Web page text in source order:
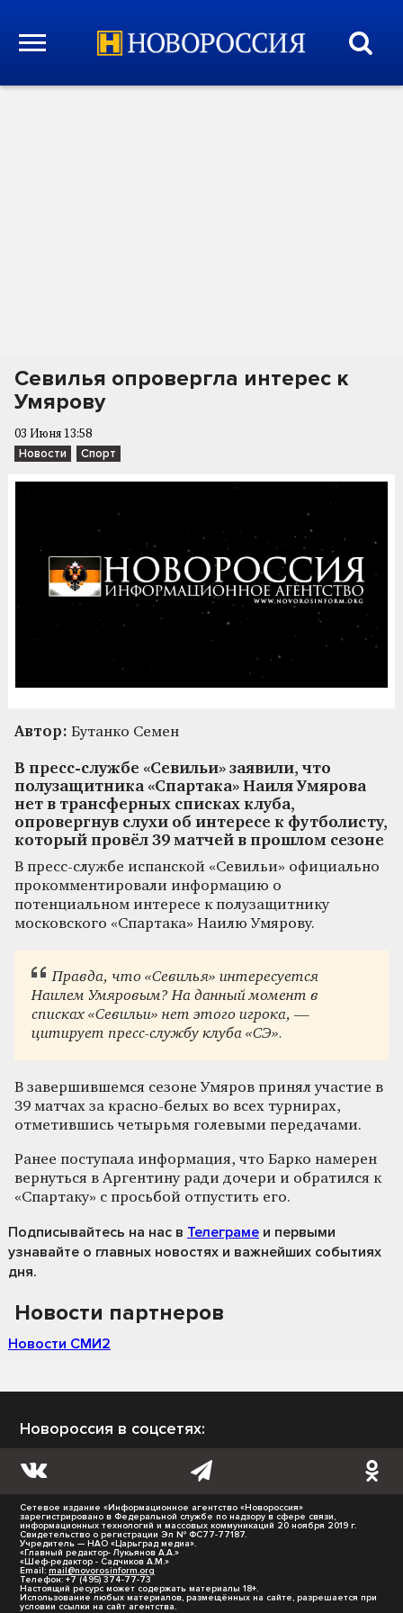
Севилья опровергла интерес к
Умярову
03 Июня 13:58
Новости Спорт
Автор: Бутанко Семен
В пресс-службе «Севильи» заявили, что
полузащитника «Спартака» Наиля Умярова
нет в трансферных списках клуба,
опровергнув слухи об интересе к футболисту,
который провёл 39 матчей в прошлом сезоне
В пресс-службе испанской «Севильи» официально
прокомментировали информацию о
потенциальном интересе к полузащитнику
московского «Спартака» Наилю Умярову.
Правда, что «Севилья» интересуется
Наилем Умяровым? На данный момент в
списках «Севильи» нет этого игрока, —
цитирует пресс-службу клуба «СЭ».
В завершившемся сезоне Умяров принял участие в
39 матчах за красно-белых во всех турнирах,
отметившись четырьмя голевыми передачами.
Ранее поступала информация, что Барко намерен
вернуться в Аргентину ради дочери и обратился к
«Спартаку» с просьбой отпустить его.
Подписывайтесь на нас в Телеграме и первыми
узнавайте о главных новостях и важнейших событиях
дня.
Новости партнеров
Новости СМИ2
Новороссия в соцсетях:
Сетевое издание «Информационное агентство «Новороссия»
зарегистрировано в Федеральной службе по надзору в сфере связи,
информационных технологий и массовых коммуникаций 20 ноября 2019 г.
Свидетельство о регистрации Эл № ФС77-77187.
Учредитель — НАО «Царьград медиа».
«Главный редактор- Лукьянов А.А.»
«Шеф-редактор - Садчиков А.М.»
Email: mail@novorosinform.org
Телефон: +7 (495) 374-77-73
Настоящий ресурс может содержать материалы 18+.
Использование любых материалов, размещённых на сайте, разрешается при
условии ссылки на сайт агентства.